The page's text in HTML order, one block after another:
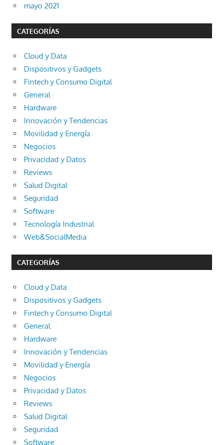
mayo 2021
CATEGORÍAS
Cloud y Data
Dispositivos y Gadgets
Fintech y Consumo Digital
General
Hardware
Innovación y Tendencias
Movilidad y Energía
Negocios
Privacidad y Datos
Reviews
Salud Digital
Seguridad
Software
Tecnología Industrial
Web&SocialMedia
CATEGORÍAS
Cloud y Data
Dispositivos y Gadgets
Fintech y Consumo Digital
General
Hardware
Innovación y Tendencias
Movilidad y Energía
Negocios
Privacidad y Datos
Reviews
Salud Digital
Seguridad
Software